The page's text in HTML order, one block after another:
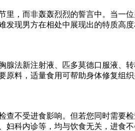
，而非轰轰烈烈的誓言中。当一
现男方在相处中展现出的特质高
法新注射液、匹多莫德口服液、
料，适量食用可帮助身体修复组
不受进食影响。但若您同时需要
科内诊等，均与饮食无关，进食